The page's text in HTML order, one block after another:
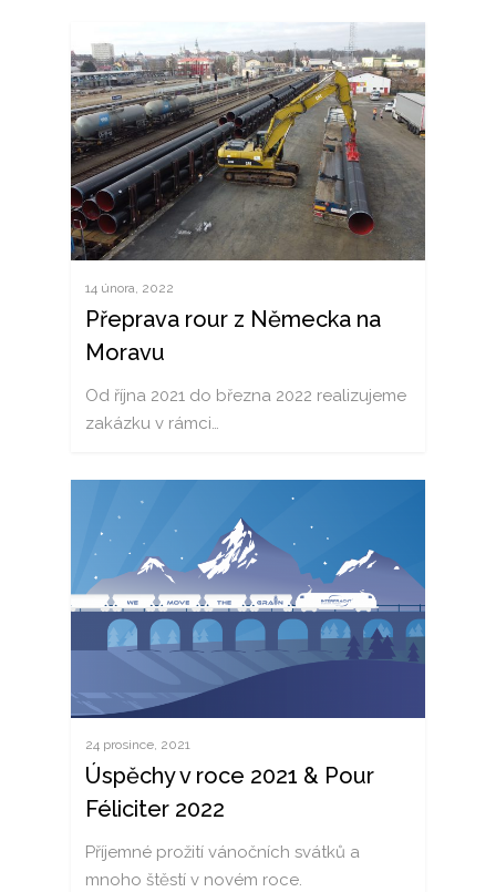
14 února, 2022
Přeprava rour z Německa na
Moravu
Od října 2021 do března 2022 realizujeme
zakázku v rámci…
24 prosince, 2021
Úspěchy v roce 2021 & Pour
Féliciter 2022
Příjemné prožití vánočních svátků a
mnoho štěstí v novém roce.
УКРАЇНСЬКА